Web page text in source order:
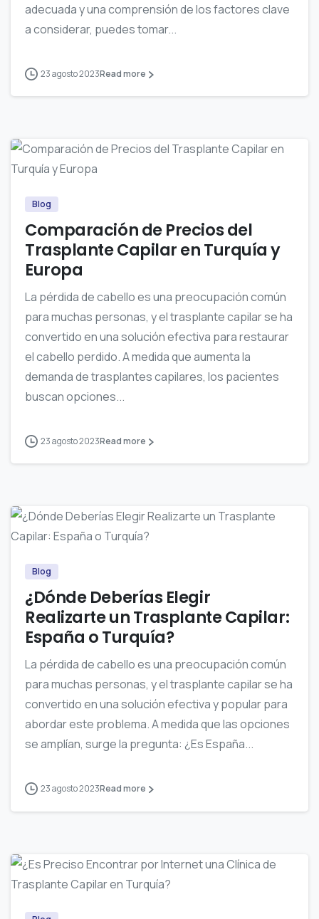
adecuada y una comprensión de los factores clave
a considerar, puedes tomar...
23 agosto 2023Read more
0
Blog
Comparación de Precios del
Trasplante Capilar en Turquía y
Europa
La pérdida de cabello es una preocupación común
para muchas personas, y el trasplante capilar se ha
convertido en una solución efectiva para restaurar
el cabello perdido. A medida que aumenta la
demanda de trasplantes capilares, los pacientes
buscan opciones...
23 agosto 2023Read more
Blog
¿Dónde Deberías Elegir
Realizarte un Trasplante Capilar:
España o Turquía?
La pérdida de cabello es una preocupación común
para muchas personas, y el trasplante capilar se ha
convertido en una solución efectiva y popular para
abordar este problema. A medida que las opciones
se amplían, surge la pregunta: ¿Es España...
23 agosto 2023Read more